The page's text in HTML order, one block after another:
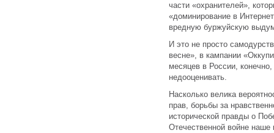
части «охранителей»,
«доминирование в
вредную буржуйскую
И это не просто
весне», в кампании
месяцев в России,
недооценивать.
Насколько велика
прав, борьбы за
исторической правды о
Отечественной войне наше